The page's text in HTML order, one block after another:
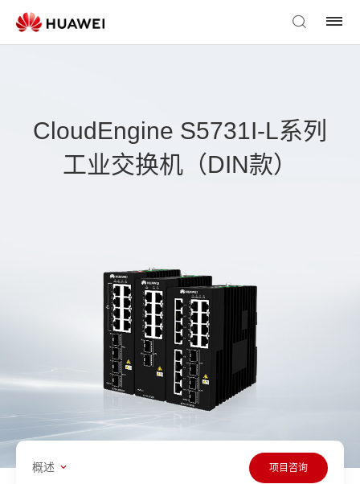
CloudEngine S5731I-L系列
工业交换机（DIN款）
概述 项目咨询